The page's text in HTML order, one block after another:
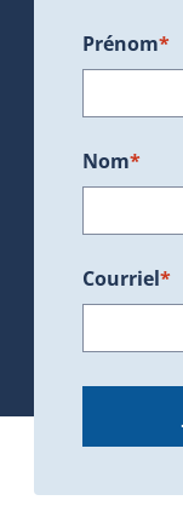
Prénom*
Nom*
Courriel*